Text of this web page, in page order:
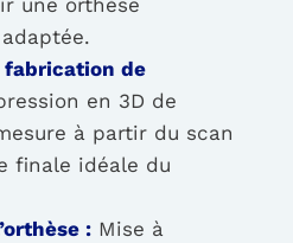
fabrication de
en 3D de
à partir du scan
finale idéale du
: Mise à